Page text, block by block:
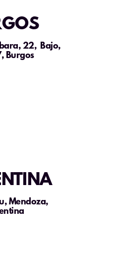
22, Bajo,
Burgos
Mendoza,